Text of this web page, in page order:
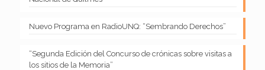
Nuevo Programa en RadioUNQ: “Sembrando Derechos”
“Segunda Edición del Concurso de crónicas sobre visitas a
los sitios de la Memoria”